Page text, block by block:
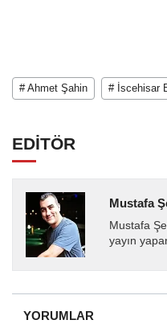
# Ahmet Şahin # İscehisar
EDİTÖR
Mustafa
Mustafa
yayın
almakta,
YORUMLAR